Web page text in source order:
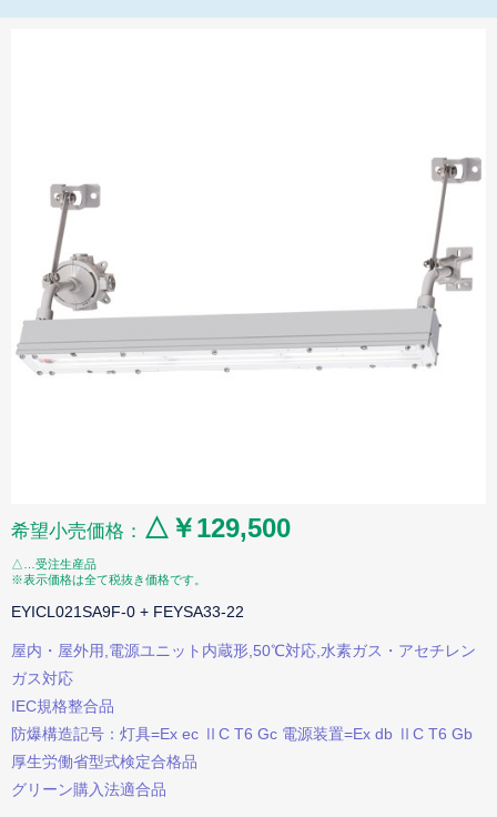
希望小売価格： △￥129,500
△…受注生産品
※表示価格は全て税抜き価格です。
EYICL021SA9F-0 + FEYSA33-22
屋内・屋外用,電源ユニット内蔵形,50℃対応,水素ガス・アセチレン
ガス対応
IEC規格整合品
防爆構造記号：灯具=Ex ec ⅡC T6 Gc 電源装置=Ex db ⅡC T6 Gb
厚生労働省型式検定合格品
グリーン購入法適合品